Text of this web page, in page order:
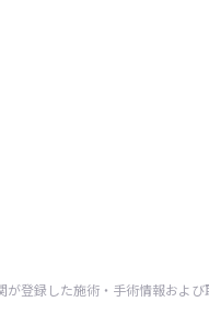
登録した施術・手術情報および